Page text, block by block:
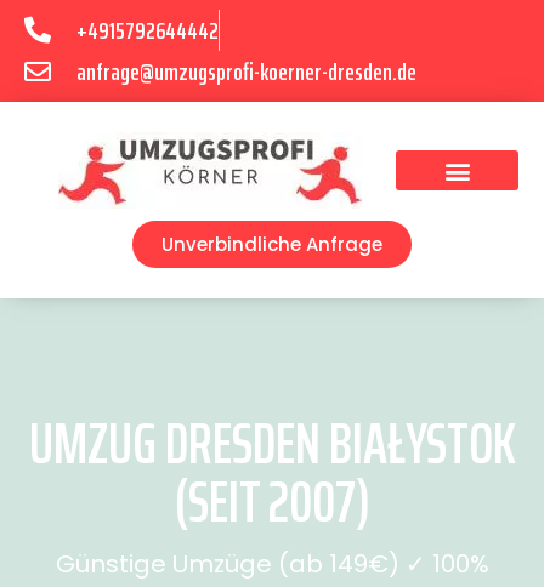
+4915792644442
anfrage@umzugsprofi-koerner-dresden.de
Unverbindliche Anfrage
UMZUG DRESDEN BIAŁYSTOK
(SEIT 2007)
Günstige Umzüge (ab 149€) ✓ 100%